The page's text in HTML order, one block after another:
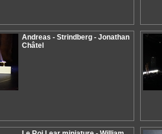
Andreas - Strindberg - Jonathan
Châtel